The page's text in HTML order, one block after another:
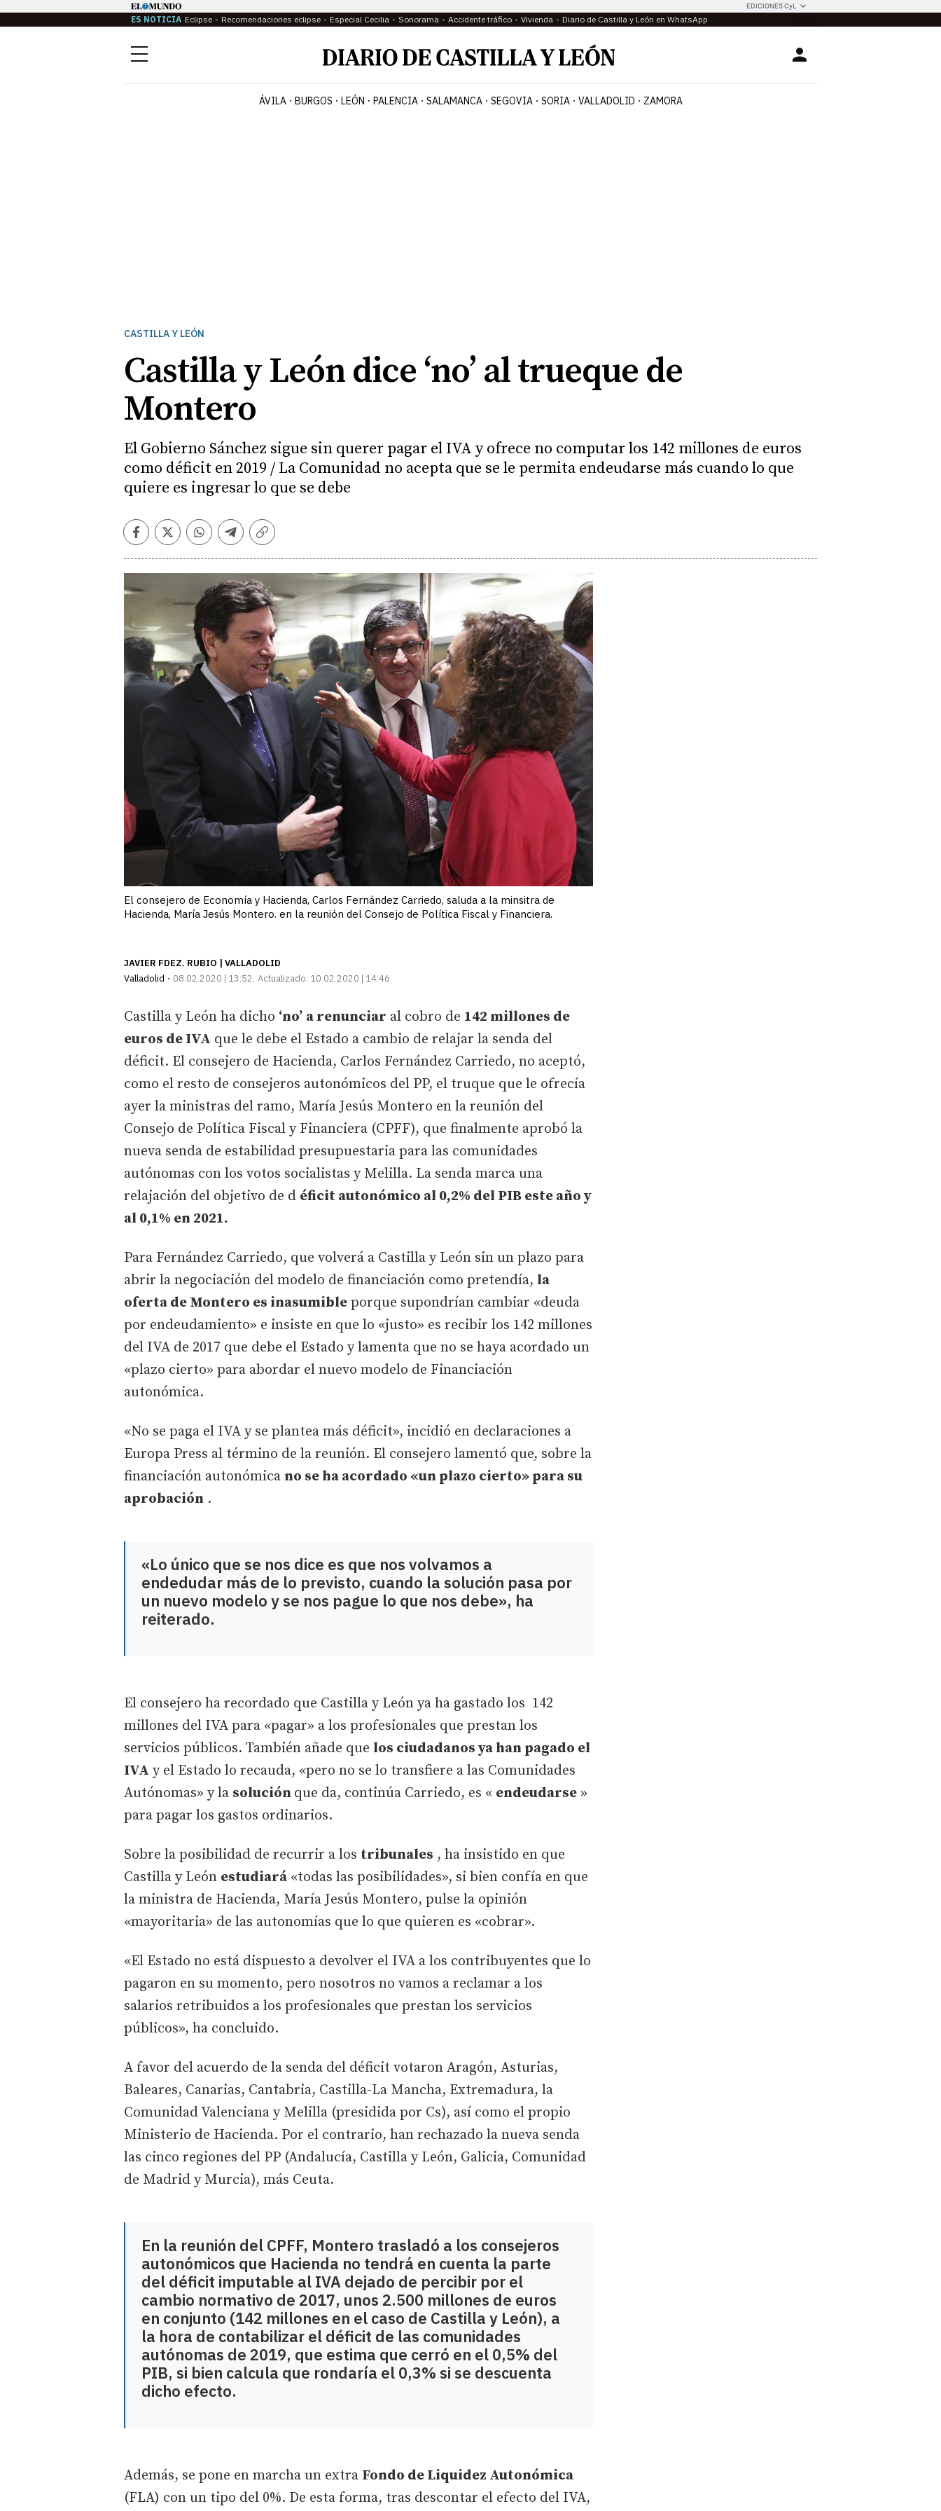
EDICIONES CyL
ES NOTICIA Eclipse Recomendaciones eclipse Especial Cecilia Sonorama Accidente tráfico Vivienda Diario de Castilla y León en WhatsApp
Menú Login
ÁVILA BURGOS LEÓN PALENCIA SALAMANCA SEGOVIA SORIA VALLADOLID ZAMORA
CASTILLA Y LEÓN
Castilla y León dice ‘no’ al trueque de
Montero
El Gobierno Sánchez sigue sin querer pagar el IVA y ofrece no computar los 142 millones de euros
como déficit en 2019 / La Comunidad no acepta que se le permita endeudarse más cuando lo que
quiere es ingresar lo que se debe
Facebook
TwitterWhatsapp
Telegram
Copiar
El consejero de Economía y Hacienda, Carlos Fernández Carriedo, saluda a la minsitra de
Hacienda, María Jesús Montero. en la reunión del Consejo de Política Fiscal y Financiera.
JAVIER FDEZ. RUBIO | VALLADOLID
Valladolid
08.02.2020 | 13:52 Actualizado: 10.02.2020 | 14:46
Castilla y León ha dicho ‘no’ a renunciar al cobro de 142 millones de
euros de IVA que le debe el Estado a cambio de relajar la senda del
déficit. El consejero de Hacienda, Carlos Fernández Carriedo, no aceptó,
como el resto de consejeros autonómicos del PP, el truque que le ofrecía
ayer la ministras del ramo, María Jesús Montero en la reunión del
Consejo de Política Fiscal y Financiera (CPFF), que finalmente aprobó la
nueva senda de estabilidad presupuestaria para las comunidades
autónomas con los votos socialistas y Melilla. La senda marca una
relajación del objetivo de d éficit autonómico al 0,2% del PIB este año y
al 0,1% en 2021.
Para Fernández Carriedo, que volverá a Castilla y León sin un plazo para
abrir la negociación del modelo de financiación como pretendía, la
oferta de Montero es inasumible porque supondrían cambiar «deuda
por endeudamiento» e insiste en que lo «justo» es recibir los 142 millones
del IVA de 2017 que debe el Estado y lamenta que no se haya acordado un
«plazo cierto» para abordar el nuevo modelo de Financiación
autonómica.
«No se paga el IVA y se plantea más déficit», incidió en declaraciones a
Europa Press al término de la reunión. El consejero lamentó que, sobre la
financiación autonómica no se ha acordado «un plazo cierto» para su
aprobación .
«Lo único que se nos dice es que nos volvamos a
endedudar más de lo previsto, cuando la solución pasa por
un nuevo modelo y se nos pague lo que nos debe», ha
reiterado.
El consejero ha recordado que Castilla y León ya ha gastado los 142
millones del IVA para «pagar» a los profesionales que prestan los
servicios públicos. También añade que los ciudadanos ya han pagado el
IVA y el Estado lo recauda, «pero no se lo transfiere a las Comunidades
Autónomas» y la solución que da, continúa Carriedo, es « endeudarse »
para pagar los gastos ordinarios.
Sobre la posibilidad de recurrir a los tribunales , ha insistido en que
Castilla y León estudiará «todas las posibilidades», si bien confía en que
la ministra de Hacienda, María Jesús Montero, pulse la opinión
«mayoritaria» de las autonomías que lo que quieren es «cobrar».
«El Estado no está dispuesto a devolver el IVA a los contribuyentes que lo
pagaron en su momento, pero nosotros no vamos a reclamar a los
salarios retribuidos a los profesionales que prestan los servicios
públicos», ha concluido.
A favor del acuerdo de la senda del déficit votaron Aragón, Asturias,
Baleares, Canarias, Cantabria, Castilla-La Mancha, Extremadura, la
Comunidad Valenciana y Melilla (presidida por Cs), así como el propio
Ministerio de Hacienda. Por el contrario, han rechazado la nueva senda
las cinco regiones del PP (Andalucía, Castilla y León, Galicia, Comunidad
de Madrid y Murcia), más Ceuta.
En la reunión del CPFF, Montero trasladó a los consejeros
autonómicos que Hacienda no tendrá en cuenta la parte
del déficit imputable al IVA dejado de percibir por el
cambio normativo de 2017, unos 2.500 millones de euros
en conjunto (142 millones en el caso de Castilla y León), a
la hora de contabilizar el déficit de las comunidades
autónomas de 2019, que estima que cerró en el 0,5% del
PIB, si bien calcula que rondaría el 0,3% si se descuenta
dicho efecto.
Además, se pone en marcha un extra Fondo de Liquidez Autonómica
(FLA) con un tipo del 0%. De esta forma, tras descontar el efecto del IVA,